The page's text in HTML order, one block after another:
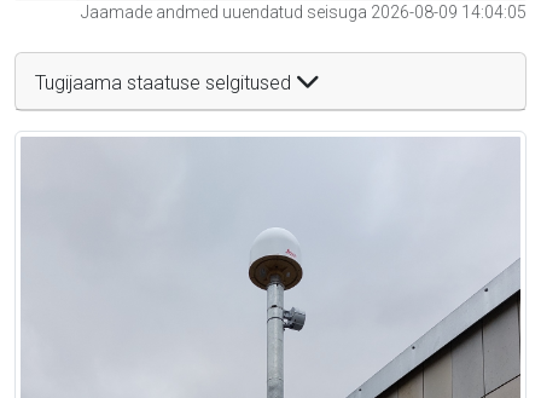
Jaamade andmed uuendatud seisuga 2026-08-09 14:04:05
Tugijaama staatuse selgitused